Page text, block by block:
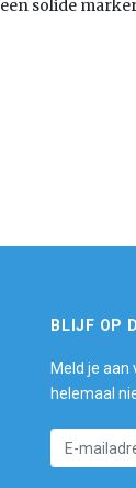
solide
BLIJF OP
Meld je
helemaal